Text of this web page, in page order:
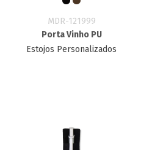
MDR-121999
Porta Vinho PU
Estojos Personalizados